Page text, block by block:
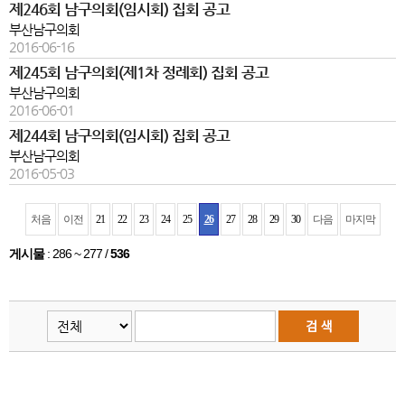
제246회 남구의회(임시회) 집회 공고
부산남구의회
2016-06-16
제245회 남구의회(제1차 정례회) 집회 공고
부산남구의회
2016-06-01
제244회 남구의회(임시회) 집회 공고
부산남구의회
2016-05-03
처음 이전 21 22 23 24 25 26 27 28 29 30 다음 마지막
게시물: 286 ~ 277 /536